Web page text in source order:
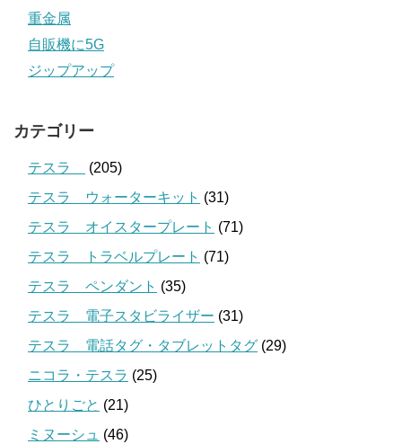
重金属
自販機に5G
ジップアップ
カテゴリー
テスラ
(205)
テスラ ウォーターキット (31)
テスラ オイスタープレート (71)
テスラ トラベルプレート (71)
テスラ ペンダント (35)
テスラ 電子スタビライザー (31)
テスラ 電話タグ・タブレットタグ (29)
ニコラ・テスラ (25)
ひとりごと (21)
ミヌーシュ (46)